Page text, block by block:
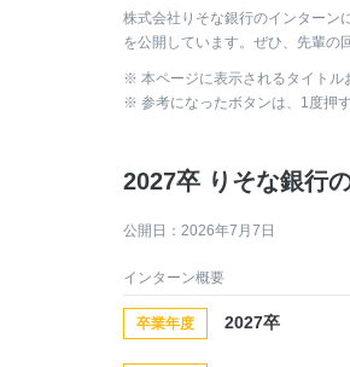
株式会社りそな銀行のインターン
を公開しています。ぜひ、先輩の
※ 本ページに表示されるタイトル
※ 参考になったボタンは、1度押
2027卒 りそな銀行
公開日：2026年7月7日
インターン概要
卒業年度 2027卒